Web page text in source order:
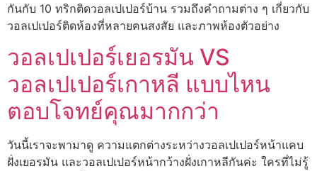
กันกับ 10 ทริกติดวอลเปเปอร์บ้าน รวมถึงคำถามต่าง ๆ เกี่ยวกับ
วอลเปเปอร์ติดห้องที่หลายคนสงสัย และภาพห้องตัวอย่าง
วอลเปเปอร์เยอรมัน VS
วอลเปเปอร์เกาหลี แบบไหน
ตอบโจทย์คุณมากกว่า
วันนี้เราจะพามาดู ความแตกต่างระหว่างวอลเปเปอร์หน้าแคบ
ฝั่งเยอรมัน และวอลเปเปอร์หน้ากว้างฝั่งเกาหลีกันค่ะ ใครที่ไม่รู้